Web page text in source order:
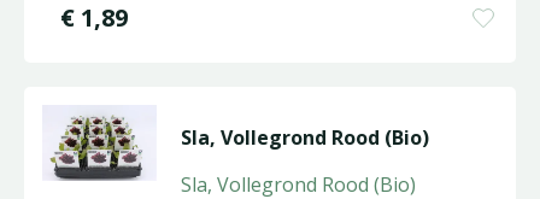
€ 1,89
Sla, Vollegrond Rood (Bio)
Sla, Vollegrond Rood (Bio)